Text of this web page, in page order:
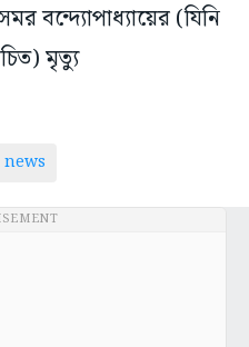
বন্দ্যোপাধ্যায়ের (যিনি
মৃত্যু